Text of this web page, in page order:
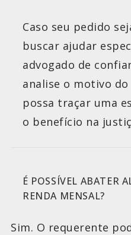
Caso seu pedido
buscar ajudar
advogado de
analise o motivo
possa traçar uma
o benefício na
É POSSÍVEL ABATER
RENDA MENSAL?
Sim. O requerente